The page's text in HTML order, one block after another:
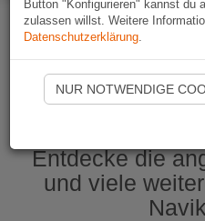
Naviki
Entdecke die
und viele
Button "Konfigurieren" kannst du
zulassen willst. Weitere
Datenschutzerklärung.
NUR NOTWENDIGE